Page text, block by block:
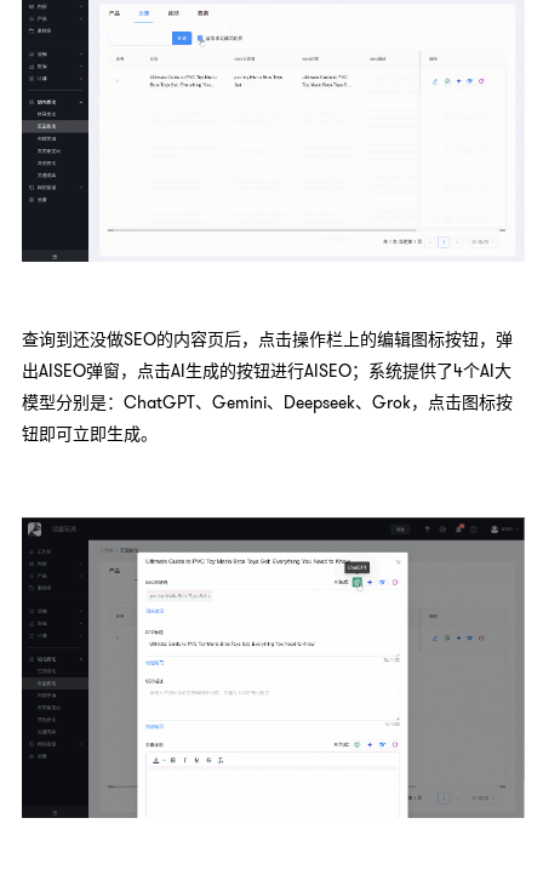
查询到还没做SEO的内容页后，点击操作栏上的编辑图标按钮，弹
出AISEO弹窗，点击AI生成的按钮进行AISEO；系统提供了4个AI大
模型分别是：ChatGPT、Gemini、Deepseek、Grok，点击图标按
钮即可立即生成。